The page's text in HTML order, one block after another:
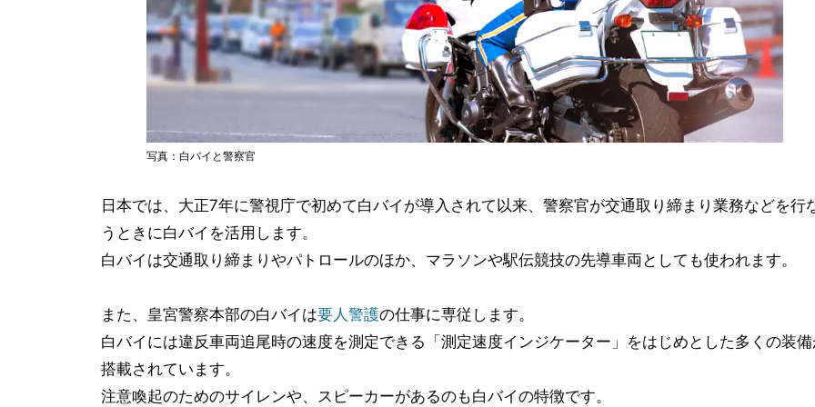
写真：白バイと警察官
日本では、大正7年に警視庁で初めて白バイが導入されて以来、警察官が交通取り締まり業務などを行
うときに白バイを活用します。
白バイは交通取り締まりやパトロールのほか、マラソンや駅伝競技の先導車両としても使われます。
また、皇宮警察本部の白バイは要人警護の仕事に専従します。
白バイには違反車両追尾時の速度を測定できる「測定速度インジケーター」をはじめとした多くの装
搭載されています。
注意喚起のためのサイレンや、スピーカーがあるのも白バイの特徴です。